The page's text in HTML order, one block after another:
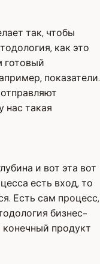
так, чтобы
как это
готовый
показатели.
нас такая
и вот эта вот
есть вход, то
Есть сам процесс,
бизнес-
продукт